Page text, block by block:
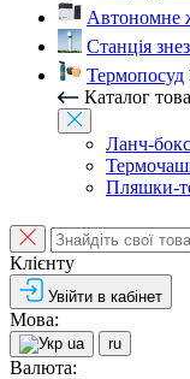
Автономне
Станція
Термопосуд
Каталог
Ланч-
Пляшки-
Клієнту
Увійти в кабінет
Мова:
ua ru
Валюта: